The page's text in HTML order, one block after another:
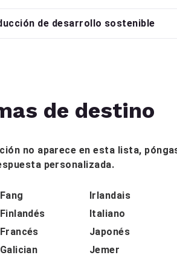
de desarrollo sostenible
de destino
no aparece en esta lista,
personalizada.
Fang
Finlandés
Francés
Galician
Irlandais
Italiano
Japonés
Jemer